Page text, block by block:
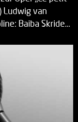
Ludwig van
Baiba Skride…